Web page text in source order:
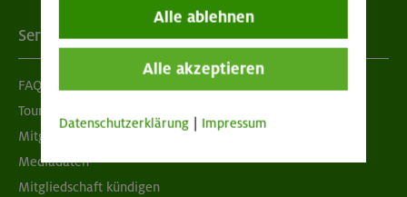
Services
FAQ
Tour der Woche
Mitgliedermagazin alpinwelt
Mediadaten
Mitgliedschaft kündigen
Alle ablehnen
Alle akzeptieren
Datenschutzerklärung Impressum